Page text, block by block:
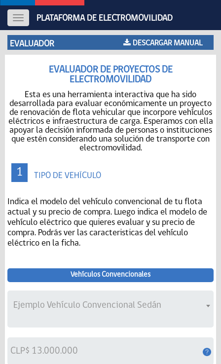
Toggle
navigation
PLATAFORMA DE ELECTROMOVILIDAD
EVALUADOR DESCARGAR MANUAL
EVALUADOR DE PROYECTOS DE
ELECTROMOVILIDAD
Esta es una herramienta interactiva que ha sido
desarrollada para evaluar económicamente un proyecto
de renovación de flota vehicular que incorpore vehículos
eléctricos e infraestructura de carga. Esperamos con ella
apoyar la decisión informada de personas o instituciones
que estén considerando una solución de transporte con
electromovilidad.
1 TIPO DE VEHÍCULO
Indica el modelo del vehículo convencional de tu flota
actual y su precio de compra. Luego indica el modelo de
vehículo eléctrico que quieres evaluar y su precio de
compra. Podrás ver las caracteristicas del vehículo
eléctrico en la ficha.
Vehículos Convencionales
Ejemplo Vehículo Convencional Sedán